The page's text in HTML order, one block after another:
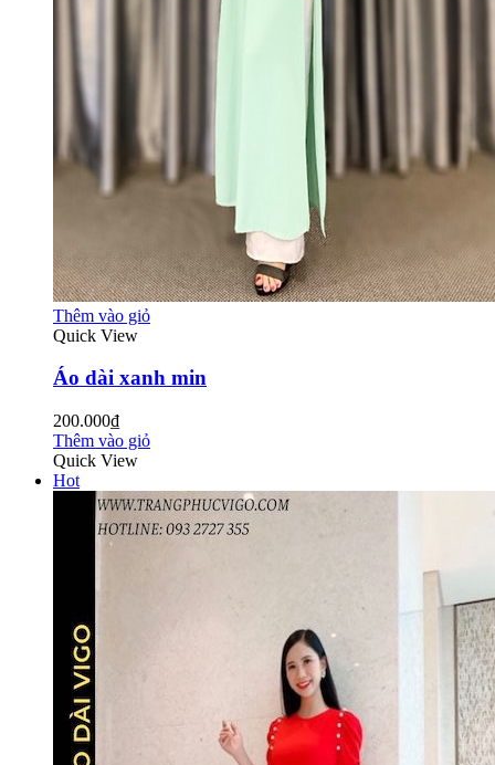
Thêm vào giỏ
Quick View
Áo dài xanh min
200.000₫
Thêm vào giỏ
Quick View
Hot